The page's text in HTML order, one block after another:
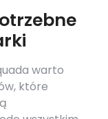
warto
które